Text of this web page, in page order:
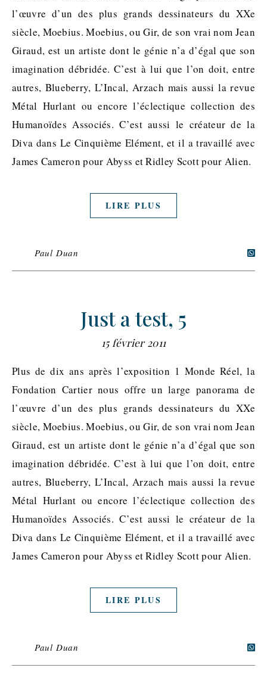
l’œuvre d’un des plus grands dessinateurs du XXe
siècle, Moebius. Moebius, ou Gir, de son vrai nom Jean
Giraud, est un artiste dont le génie n’a d’égal que son
imagination débridée. C’est à lui que l’on doit, entre
autres, Blueberry, L’Incal, Arzach mais aussi la revue
Métal Hurlant ou encore l’éclectique collection des
Humanoïdes Associés. C’est aussi le créateur de la
Diva dans Le Cinquième Elément, et il a travaillé avec
James Cameron pour Abyss et Ridley Scott pour Alien.
LIRE PLUS
Paul Duan
Just a test, 5
15 février 2011
Plus de dix ans après l’exposition 1 Monde Réel, la
Fondation Cartier nous offre un large panorama de
l’œuvre d’un des plus grands dessinateurs du XXe
siècle, Moebius. Moebius, ou Gir, de son vrai nom Jean
Giraud, est un artiste dont le génie n’a d’égal que son
imagination débridée. C’est à lui que l’on doit, entre
autres, Blueberry, L’Incal, Arzach mais aussi la revue
Métal Hurlant ou encore l’éclectique collection des
Humanoïdes Associés. C’est aussi le créateur de la
Diva dans Le Cinquième Elément, et il a travaillé avec
James Cameron pour Abyss et Ridley Scott pour Alien.
LIRE PLUS
Paul Duan